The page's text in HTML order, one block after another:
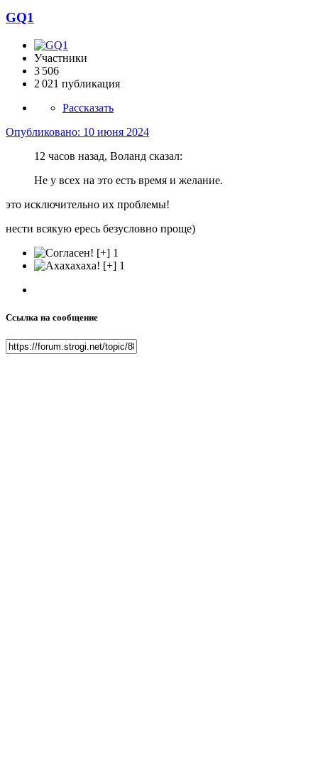
GQ1
Участники
3 506
2 021 публикация
Рассказать
Опубликовано: 10 июня 2024
12 часов назад, Воланд сказал:
Не у всех на это есть время и желание.
это исключительно их проблемы!
нести всякую ересь безусловно проще)
1
1
Ссылка на сообщение